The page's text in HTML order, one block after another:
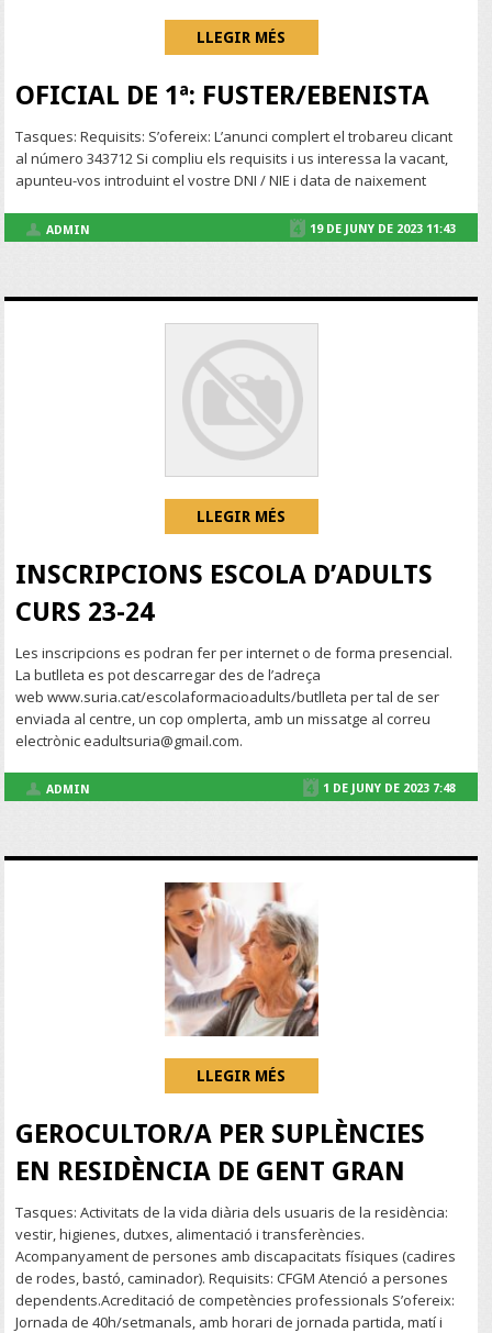
LLEGIR MÉS
OFICIAL DE 1ª: FUSTER/EBENISTA
Tasques: Requisits: S’ofereix: L’anunci complert el trobareu clicant
al número 343712 Si compliu els requisits i us interessa la vacant,
apunteu-vos introduint el vostre DNI / NIE i data de naixement
ADMIN 19 DE JUNY DE 2023 11:43
LLEGIR MÉS
INSCRIPCIONS ESCOLA D’ADULTS
CURS 23-24
Les inscripcions es podran fer per internet o de forma presencial.
La butlleta es pot descarregar des de l’adreça
web www.suria.cat/escolaformacioadults/butlleta per tal de ser
enviada al centre, un cop omplerta, amb un missatge al correu
electrònic eadultsuria@gmail.com.
ADMIN 1 DE JUNY DE 2023 7:48
LLEGIR MÉS
GEROCULTOR/A PER SUPLÈNCIES
EN RESIDÈNCIA DE GENT GRAN
Tasques: Activitats de la vida diària dels usuaris de la residència:
vestir, higienes, dutxes, alimentació i transferències.
Acompanyament de persones amb discapacitats físiques (cadires
de rodes, bastó, caminador). Requisits: CFGM Atenció a persones
dependents.Acreditació de competències professionals S’ofereix:
Jornada de 40h/setmanals, amb horari de jornada partida, matí i